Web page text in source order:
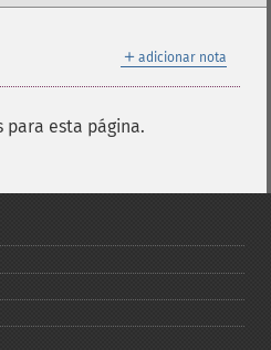
＋ adicionar nota
para esta página.